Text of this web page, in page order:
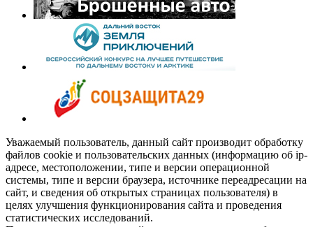
Уважаемый пользователь, данный сайт производит обработку
файлов cookie и пользовательских данных (информацию об ip-
адресе, местоположении, типе и версии операционной
системы, типе и версии браузера, источнике переадресации на
сайт, и сведения об открытых страницах пользователя) в
целях улучшения функционирования сайта и проведения
статистических исследований.